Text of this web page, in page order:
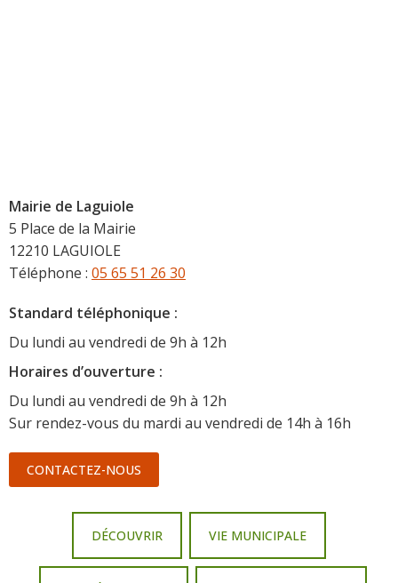
Mairie de Laguiole
5 Place de la Mairie
12210 LAGUIOLE
Téléphone : 05 65 51 26 30
Standard téléphonique :
Du lundi au vendredi de 9h à 12h
Horaires d’ouverture :
Du lundi au vendredi de 9h à 12h
Sur rendez-vous du mardi au vendredi de 14h à 16h
CONTACTEZ-NOUS
DÉCOUVRIR VIE MUNICIPALE